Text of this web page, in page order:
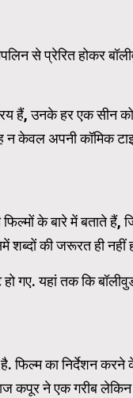
से प्रेरित होकर
हैं, उनके हर एक सीन
न केवल अपनी कॉमिक
के बारे में बताते हैं,
की जरूरत ही नहीं
गए. यहां तक कि
फिल्म का निर्देशन करने के
कपूर ने एक गरीब